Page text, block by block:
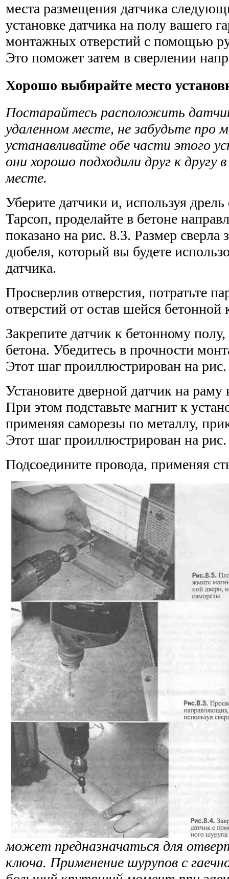
места размещения датчика
установке датчика на полу вашего
монтажных отверстий с помощью
Это поможет затем в сверлении
Хорошо выбирайте место
Постарайтесь расположить
удаленном месте, не забудьте про
устанавливайте обе части этого
они хорошо подходили друг к другу
месте.
Уберите датчики и, используя
Тарсоп, проделайте в бетоне
показано на рис. 8.3. Размер сверла
дюбеля, который вы будете
датчика.
Просверлив отверстия, потратьте
отверстий от остав­ шейся
Закрепите датчик к бетонному
бетона. Убедитесь в прочности
Этот шаг проиллюстрирован на
Установите дверной датчик на
При этом подставьте магнит к
применяя саморезы по металлу,
Этот шаг проиллюстрирован на
Подсоедините провода, применяя
может предназначаться для
ключа. Применение шурупов с